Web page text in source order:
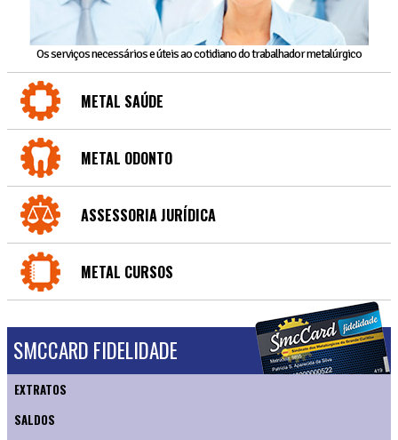
Os serviços necessários e úteis ao cotidiano do trabalhador metalúrgico
METAL SAÚDE
METAL ODONTO
ASSESSORIA JURÍDICA
METAL CURSOS
SMCCARD FIDELIDADE
EXTRATOS
SALDOS